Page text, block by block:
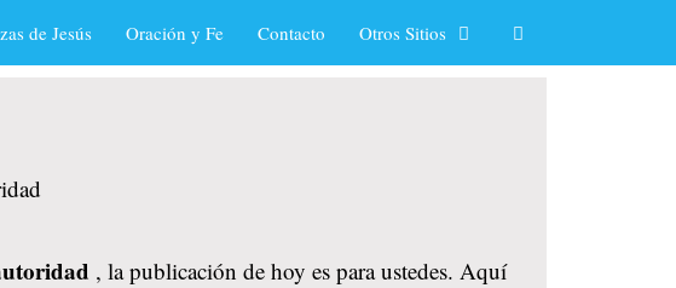
de Jesús Oración y Fe Contacto Otros Sitios
, la publicación de hoy es para ustedes. Aquí